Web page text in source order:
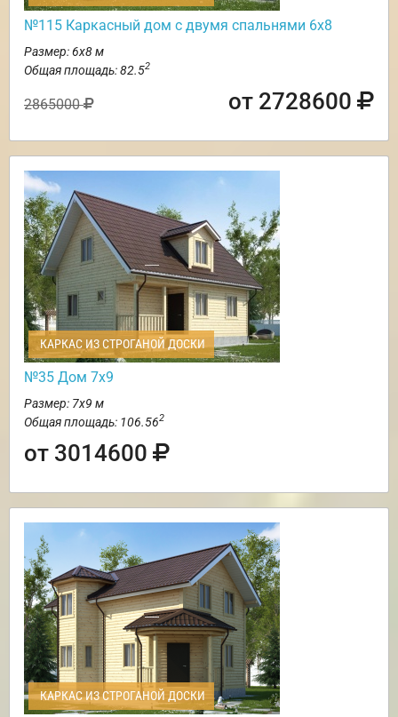
№115 Каркасный дом с двумя спальнями 6х8
Размер: 6х8 м
Общая площадь: 82.52
2865000 от 2728600
КАРКАС ИЗ СТРОГАНОЙ ДОСКИ
№35 Дом 7х9
Размер: 7х9 м
Общая площадь: 106.562
от 3014600
КАРКАС ИЗ СТРОГАНОЙ ДОСКИ